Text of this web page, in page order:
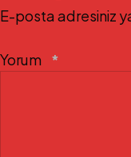
E-posta adresiniz
Yorum *